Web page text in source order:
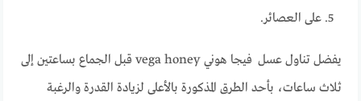
على العصائر.
يفضل تناول عسل فيجا هوني vega honey قبل الجماع بساعتين إلى
ثلاث ساعات، بأحد الطرق المذكورة بالأعلى لزيادة القدرة والرغبة